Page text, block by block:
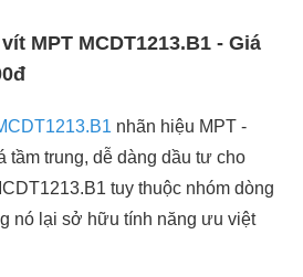
MPT MCDT1213.B1 - Giá
nhãn hiệu MPT -
tầm trung, dễ dàng dầu tư cho
tuy thuộc nhóm dòng
nó lại sở hữu tính năng ưu việt